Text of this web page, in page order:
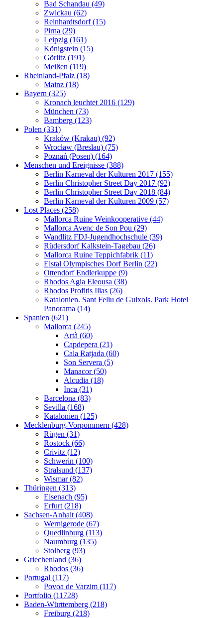
Bad Schandau (49)
Zwickau (62)
Reinhardtsdorf (15)
Pirna (29)
Leipzig (161)
Königstein (15)
Görlitz (191)
Meißen (119)
Rheinland-Pfalz (18)
Mainz (18)
Bayern (325)
Kronach leuchtet 2016 (129)
München (73)
Bamberg (123)
Polen (331)
Kraków (Krakau) (92)
Wrocław (Breslau) (75)
Poznań (Posen) (164)
Menschen und Ereignisse (388)
Berlin Karneval der Kulturen 2017 (155)
Berlin Christopher Street Day 2017 (92)
Berlin Christopher Street Day 2018 (84)
Berlin Karneval der Kulturen 2009 (57)
Lost Places (258)
Mallorca Ruine Weinkooperative (44)
Mallorca Avenc de Son Pou (29)
Wandlitz FDJ-Jugendhochschule (39)
Rüdersdorf Kalkstein-Tagebau (26)
Mallorca Ruine Teppichfabrik (11)
Elstal Olympisches Dorf Berlin (22)
Ottendorf Endlerkuppe (9)
Rhodos Agia Eleousa (38)
Rhodos Profitis Ilias (26)
Katalonien. Sant Feliu de Guixols. Park Hotel
Panorama (14)
Spanien (621)
Mallorca (245)
Artà (60)
Capdepera (21)
Cala Ratjada (60)
Son Servera (5)
Manacor (50)
Alcudia (18)
Inca (31)
Barcelona (83)
Sevilla (168)
Katalonien (125)
Mecklenburg-Vorpommern (428)
Rügen (31)
Rostock (66)
Crivitz (12)
Schwerin (100)
Stralsund (137)
Wismar (82)
Thüringen (313)
Eisenach (95)
Erfurt (218)
Sachsen-Anhalt (408)
Wernigerode (67)
Quedlinburg (113)
Naumburg (135)
Stolberg (93)
Griechenland (36)
Rhodos (36)
Portugal (117)
Povoa de Varzim (117)
Portfolio (11728)
Baden-Württemberg (218)
Freiburg (218)